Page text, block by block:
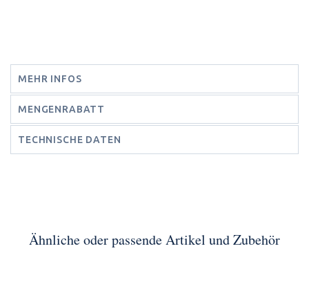
MEHR INFOS
MENGENRABATT
TECHNISCHE DATEN
Ähnliche oder passende Artikel und Zubehör